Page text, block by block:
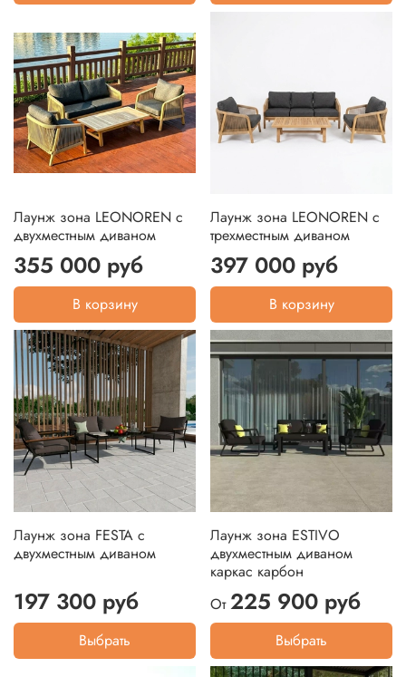
Лаунж зона LEONOREN с
двухместным диваном
355 000 руб
В корзину
Лаунж зона LEONOREN с
трехместным диваном
397 000 руб
В корзину
Лаунж зона FESTA с
двухместным диваном
197 300 руб
Выбрать
Лаунж зона ESTIVO
двухместным диваном
каркас карбон
От 225 900 руб
Выбрать